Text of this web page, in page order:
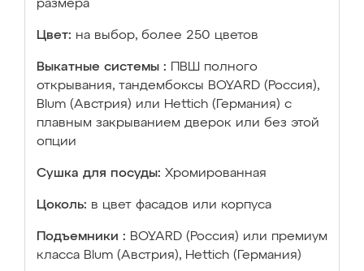
размера
Цвет: на выбор, более 250 цветов
Выкатные системы :
ПВШ полного
открывания, тандембоксы BOYARD (Россия),
Blum (Австрия) или Hettich (Германия) с
плавным закрыванием дверок или без этой
опции
Сушка для посуды: Хромированная
Цоколь: в цвет фасадов или корпуса
Подъемники : BOYARD (Россия) или премиум
класса Blum (Австрия), Hettich (Германия)